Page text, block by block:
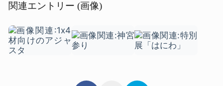
関連エントリー (画像)